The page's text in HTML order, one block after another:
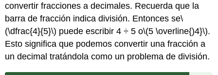
convertir fracciones a decimales. Recuerda que la
barra de fracción indica división. Entonces se\
(\dfrac{4}{5}\) puede escribir 4 ÷ 5 o\(5 \overline{)4}\).
Esto significa que podemos convertir una fracción a
un decimal tratándola como un problema de división.